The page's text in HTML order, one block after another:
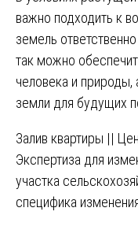
важно подходить к
земель
так можно
человека и
земли для будущих
Навигация
по
записям
Залив квартиры ||
Экспертиза для
участка
специфика